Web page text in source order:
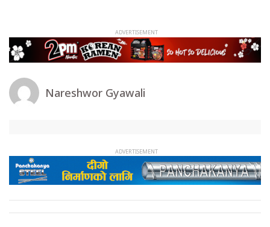
Nareshwor Gyawali